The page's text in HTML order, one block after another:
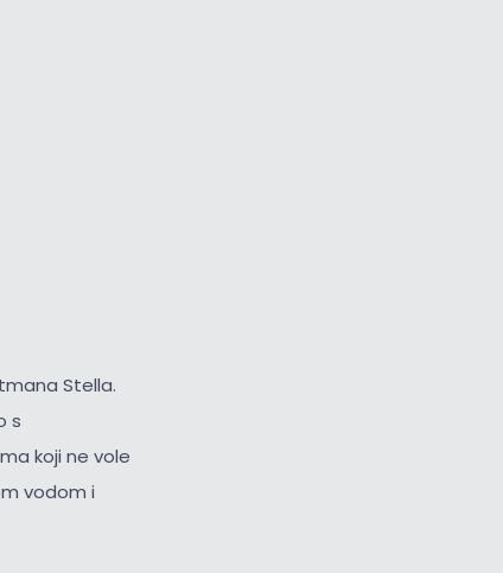
Stella.
s
koji ne vole
vodom i